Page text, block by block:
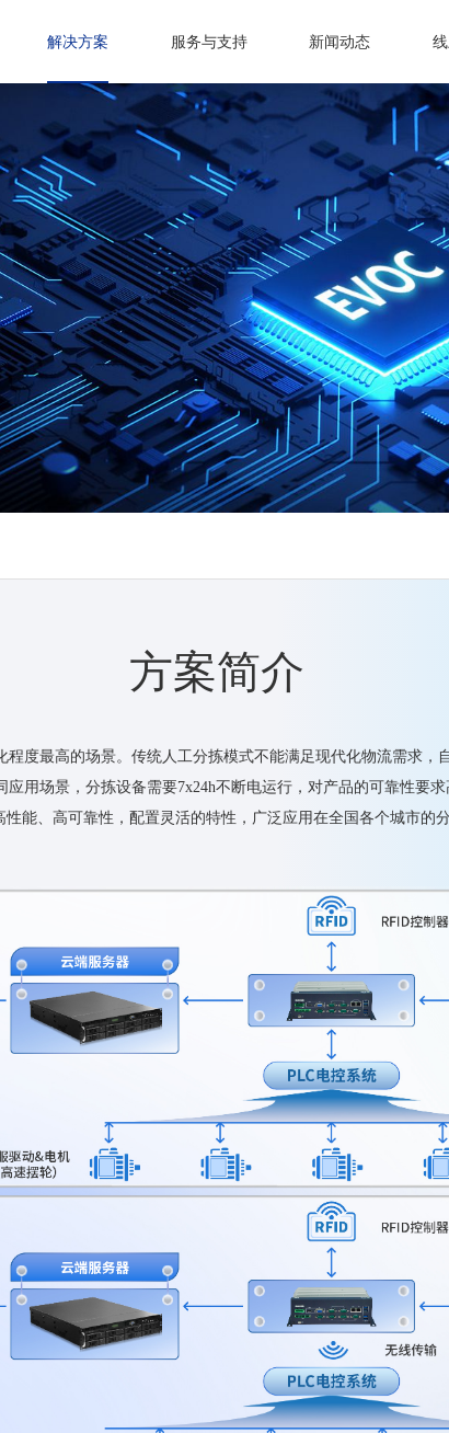
解决方案 服务与支持 新闻动态
方案简介
度最高的场景。传统人工分拣模式不能满足现代化物流需求，
用场景，分拣设备需要7x24h不断电运行，对产品的可靠性要
能、高可靠性，配置灵活的特性，广泛应用在全国各个城市的